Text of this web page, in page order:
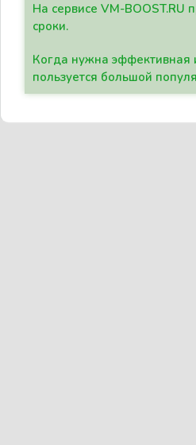
На сервисе VM-BOOST.RU
сроки.
Когда нужна эффективная
пользуется большой